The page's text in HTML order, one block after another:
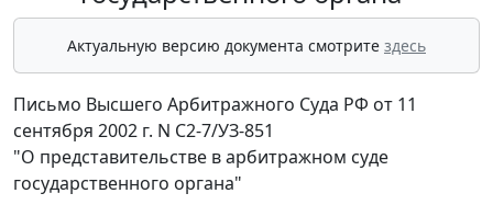
Актуальную версию документа смотрите здесь
Письмо Высшего Арбитражного Суда РФ от 11
сентября 2002 г. N С2-7/УЗ-851
"О представительстве в арбитражном суде
государственного органа"